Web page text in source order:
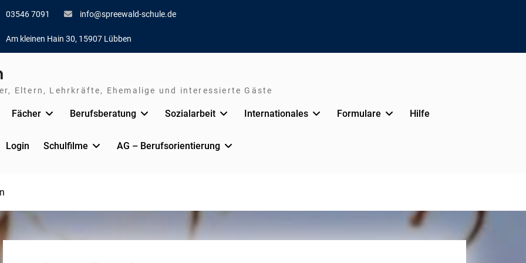
03546 7091 info@spreewald-schule.de
Am kleinen Hain 30, 15907 Lübben
Eltern, Lehrkräfte, Ehemalige und interessierte Gäste
Fächer Berufsberatung Sozialarbeit Internationales Formulare Hilfe
Login Schulfilme AG – Berufsorientierung